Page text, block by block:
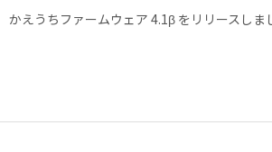
かえうちファームウェア 4.1β をリリースしま